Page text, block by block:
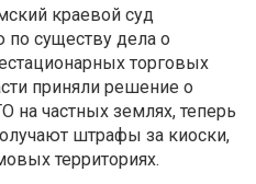
краевой суд
по существу дела о
торговых
приняли решение о
на частных землях, теперь
штрафы за киоски,
территориях.